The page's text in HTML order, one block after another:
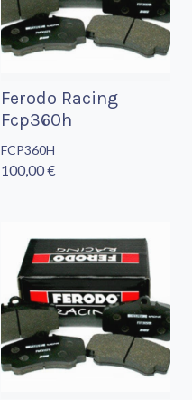
Ferodo Racing
Fcp360h
FCP360H
100,00 €